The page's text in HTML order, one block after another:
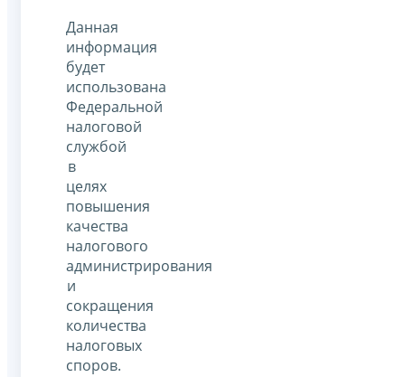
Данная
информация
будет
использована
Федеральной
налоговой
службой
в
целях
повышения
качества
налогового
администрирования
и
сокращения
количества
налоговых
споров.